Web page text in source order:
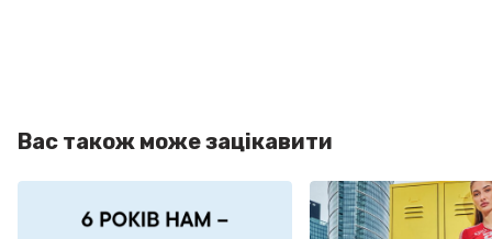
Вас також може зацікавити